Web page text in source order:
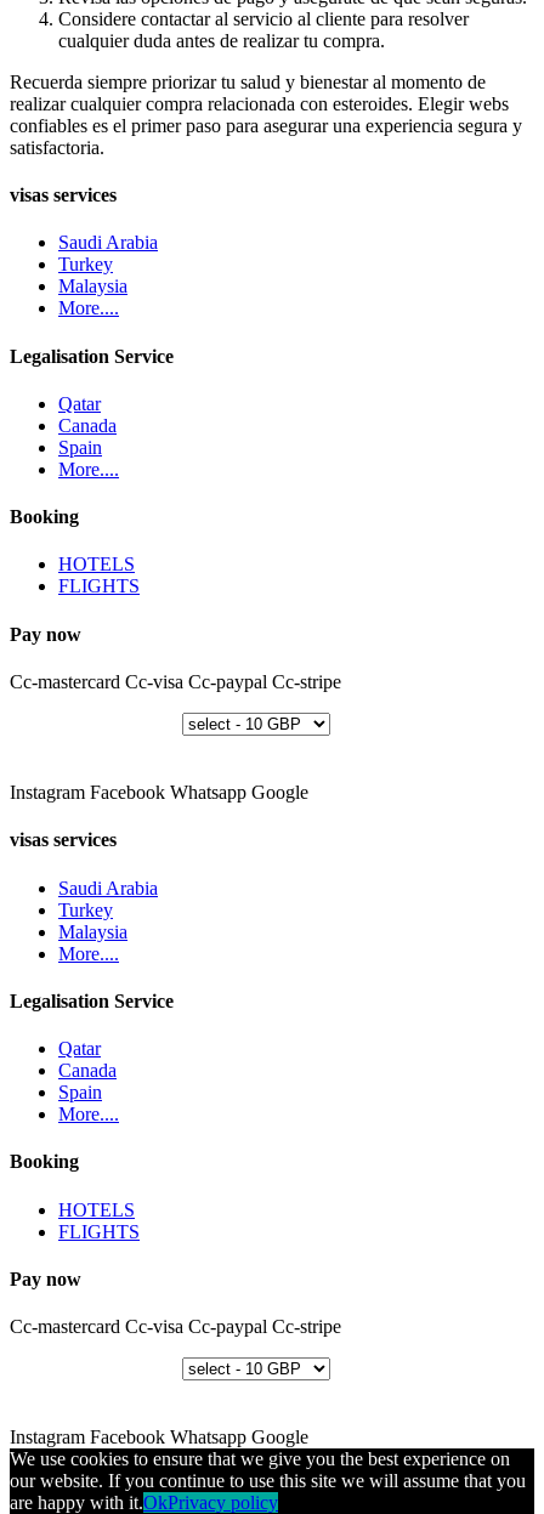
Considere contactar al servicio al cliente para resolver
cualquier duda antes de realizar tu compra.
Recuerda siempre priorizar tu salud y bienestar al momento de
realizar cualquier compra relacionada con esteroides. Elegir webs
confiables es el primer paso para asegurar una experiencia segura y
satisfactoria.
visas services
Saudi Arabia
Turkey
Malaysia
More....
Legalisation Service
Qatar
Canada
Spain
More....
Booking
HOTELS
FLIGHTS
Pay now
Cc-mastercard Cc-visa Cc-paypal Cc-stripe
Instagram Facebook Whatsapp Google
visas services
Saudi Arabia
Turkey
Malaysia
More....
Legalisation Service
Qatar
Canada
Spain
More....
Booking
HOTELS
FLIGHTS
Pay now
Cc-mastercard Cc-visa Cc-paypal Cc-stripe
Instagram Facebook Whatsapp Google
We use cookies to ensure that we give you the best experience on
our website. If you continue to use this site we will assume that you
are happy with it.OkPrivacy policy